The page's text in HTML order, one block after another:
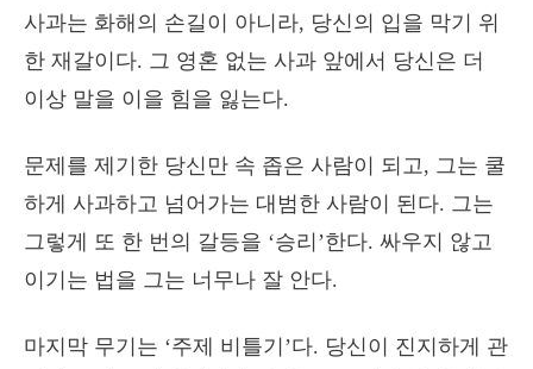
사과는 화해의 손길이 아니라, 당신의 입을 막기 위
한 재갈이다. 그 영혼 없는 사과 앞에서 당신은 더
이상 말을 이을 힘을 잃는다.
문제를 제기한 당신만 속 좁은 사람이 되고, 그는 쿨
하게 사과하고 넘어가는 대범한 사람이 된다. 그는
그렇게 또 한 번의 갈등을 ‘승리’한다. 싸우지 않고
이기는 법을 그는 너무나 잘 안다.
마지막 무기는 ‘주제 비틀기’다. 당신이 진지하게 관